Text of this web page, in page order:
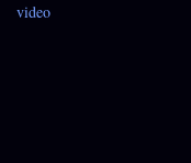
video